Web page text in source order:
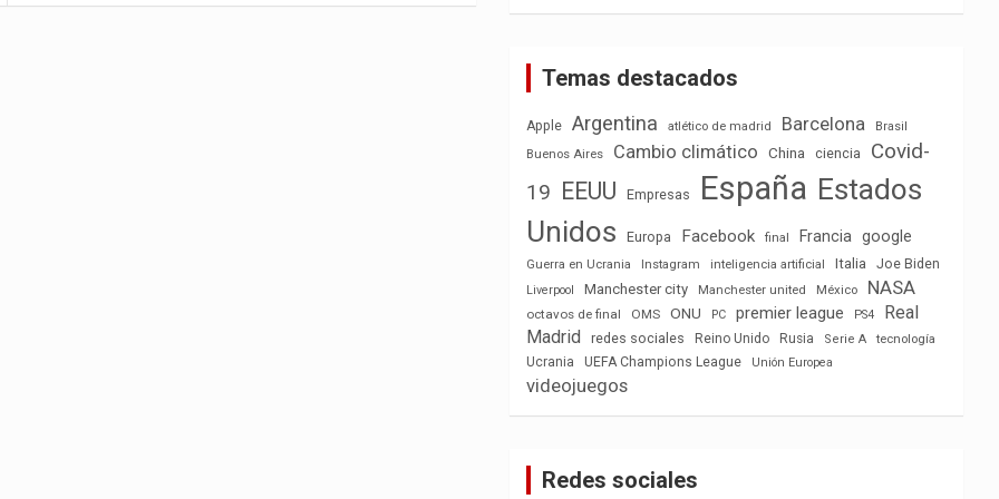
Temas destacados
Apple Argentina atlético de madrid Barcelona
Brasil
Buenos Aires
Cambio climático China ciencia
Covid-
19
EEUU Empresas España Estados
Unidos
Europa Facebook final Francia google
Guerra en Ucrania Instagram inteligencia artificial Italia Joe Biden
Liverpool Manchester city Manchester united México NASA
octavos de final OMS ONU PC premier league PS4
Real
Madrid
redes sociales Reino Unido Rusia Serie A
tecnología
Ucrania
UEFA Champions League Unión Europea
videojuegos
Redes sociales